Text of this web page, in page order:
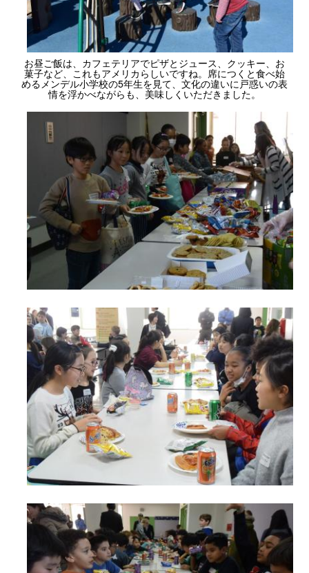
お昼ご飯は、カフェテリアでピザとジュース、クッキー、お
菓子など、これもアメリカらしいですね。席につくと食べ始
めるメンデル小学校の5年生を見て、文化の違いに戸惑いの表
情を浮かべながらも、美味しくいただきました。